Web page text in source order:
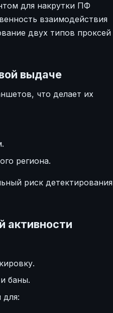
для накрутки ПФ
взаимодействия
двух типов проксей
выдаче
что делает их
региона.
риск детектирования
активности
баны.
для: